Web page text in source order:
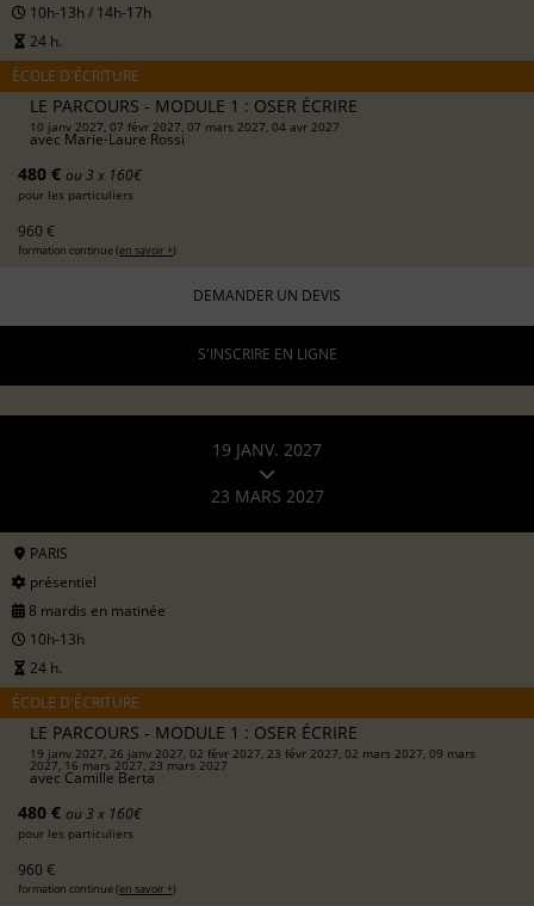
10h-13h / 14h-17h
24 h.
ÉCOLE D'ÉCRITURE
LE PARCOURS - MODULE 1 : OSER ÉCRIRE
10 janv 2027, 07 févr 2027, 07 mars 2027, 04 avr 2027
avec Marie-Laure Rossi
480 € ou 3 x 160€
pour les particuliers
960 €
formation continue (en savoir +)
DEMANDER UN DEVIS
S'INSCRIRE EN LIGNE
19 JANV. 2027
23 MARS 2027
PARIS
présentiel
8 mardis en matinée
10h-13h
24 h.
ÉCOLE D'ÉCRITURE
LE PARCOURS - MODULE 1 : OSER ÉCRIRE
19 janv 2027, 26 janv 2027, 02 févr 2027, 23 févr 2027, 02 mars 2027, 09 mars
2027, 16 mars 2027, 23 mars 2027
avec Camille Berta
480 € ou 3 x 160€
pour les particuliers
960 €
formation continue (en savoir +)